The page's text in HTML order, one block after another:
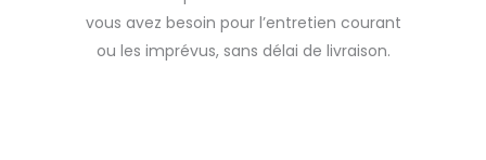
vous avez besoin pour l’entretien courant
ou les imprévus, sans délai de livraison.